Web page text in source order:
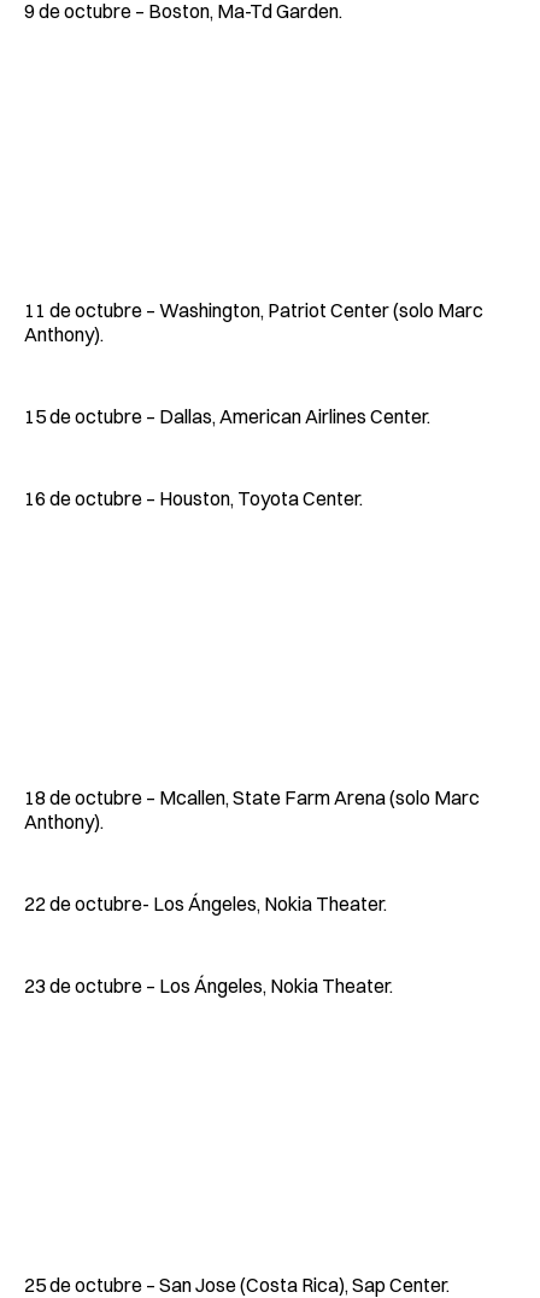
9 de octubre – Boston, Ma-Td Garden.
11 de octubre – Washington, Patriot Center (solo Marc
Anthony).
15 de octubre – Dallas, American Airlines Center.
16 de octubre – Houston, Toyota Center.
18 de octubre – Mcallen, State Farm Arena (solo Marc
Anthony).
22 de octubre- Los Ángeles, Nokia Theater.
23 de octubre – Los Ángeles, Nokia Theater.
25 de octubre – San Jose (Costa Rica), Sap Center.